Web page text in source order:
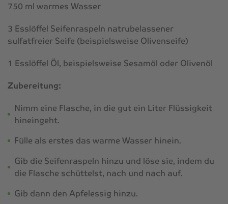
750 ml warmes Wasser
3 Esslöffel Seifenraspeln natrubelassener
sulfatfreier Seife (beispielsweise Olivenseife)
1 Esslöffel Öl, beispielsweise Sesamöl oder Olivenöl
Zubereitung:
Nimm eine Flasche, in die gut ein Liter Flüssigkeit
hineingeht.
Fülle als erstes das warme Wasser hinein.
Gib die Seifenraspeln hinzu und löse sie, indem du
die Flasche schüttelst, nach und nach auf.
Gib dann den Apfelessig hinzu.